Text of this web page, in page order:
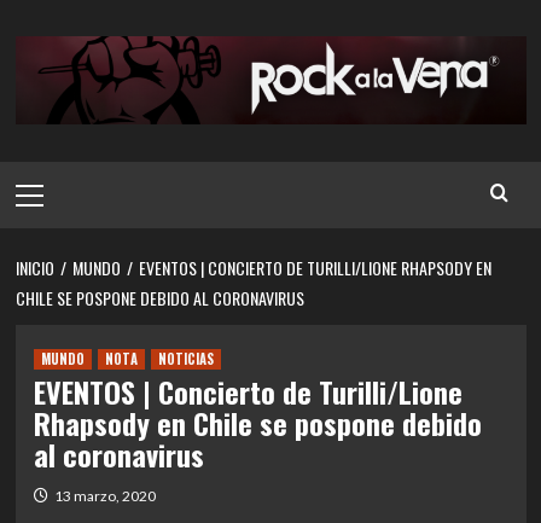
contenido
principal
INICIO MUNDO
EVENTOS | CONCIERTO DE TURILLI/LIONE RHAPSODY EN
CHILE SE POSPONE DEBIDO AL CORONAVIRUS
MUNDO NOTA NOTICIAS
EVENTOS | Concierto de Turilli/Lione
Rhapsody en Chile se pospone debido
al coronavirus
13 marzo, 2020